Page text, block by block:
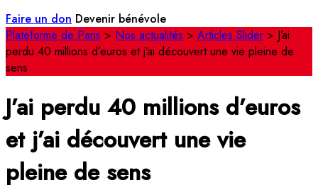
Faire un don Devenir bénévole
Plateforme de Paris > Nos actualités > Articles Slider > J’ai
perdu 40 millions d’euros et j’ai découvert une vie pleine de
sens
J’ai perdu 40 millions d’euros
et j’ai découvert une vie
pleine de sens